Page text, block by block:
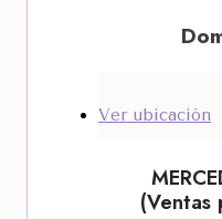
Ver ubicación
(Ventas